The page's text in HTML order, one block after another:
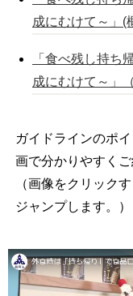
成にむけて～」(
「食べ残し持ち
成にむけて～」
ガイドラインのポ
画で分かりやすくご
（画像をクリック
ジャンプします。）